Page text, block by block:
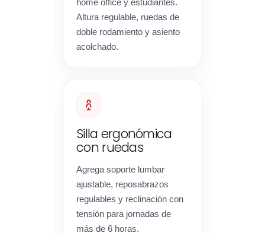
home office y estudiantes.
Altura regulable, ruedas de
doble rodamiento y asiento
acolchado.
Silla ergonómica
con ruedas
Agrega soporte lumbar
ajustable, reposabrazos
regulables y reclinación con
tensión para jornadas de
más de 6 horas.